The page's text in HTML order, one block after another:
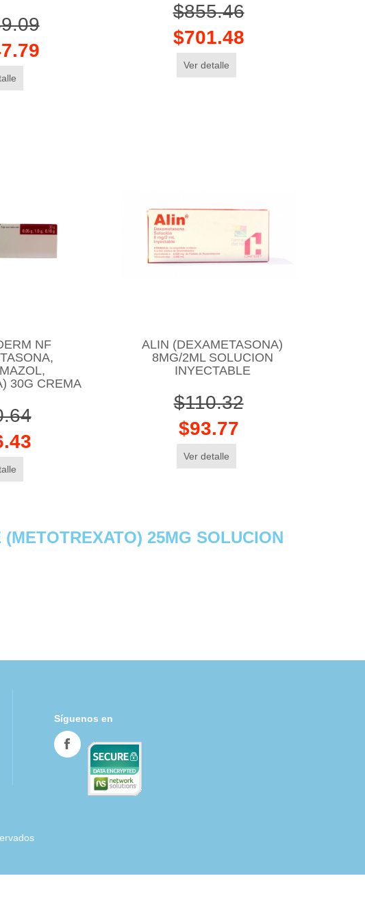
$855.46
$701.48
Ver detalle
NF
30G CREMA
ALIN (DEXAMETASONA)
8MG/2ML SOLUCION
INYECTABLE
$110.32
$93.77
Ver detalle
(METOTREXATO) 25MG SOLUCION
Síguenos en